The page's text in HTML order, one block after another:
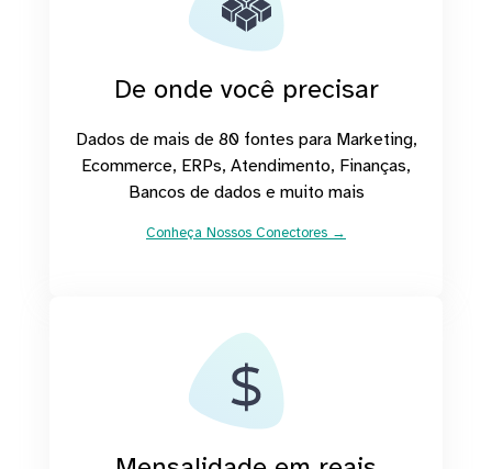
De onde você precisar
Dados de mais de 80 fontes para Marketing,
Ecommerce, ERPs, Atendimento, Finanças,
Bancos de dados e muito mais
Conheça Nossos Conectores →